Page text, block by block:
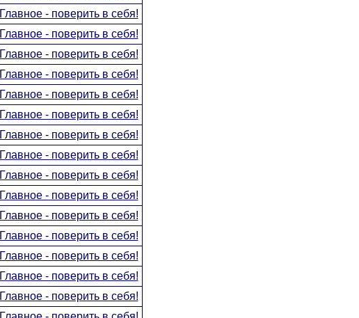
Главное - поверить в себя!
Главное - поверить в себя!
Главное - поверить в себя!
Главное - поверить в себя!
Главное - поверить в себя!
Главное - поверить в себя!
Главное - поверить в себя!
Главное - поверить в себя!
Главное - поверить в себя!
Главное - поверить в себя!
Главное - поверить в себя!
Главное - поверить в себя!
Главное - поверить в себя!
Главное - поверить в себя!
Главное - поверить в себя!